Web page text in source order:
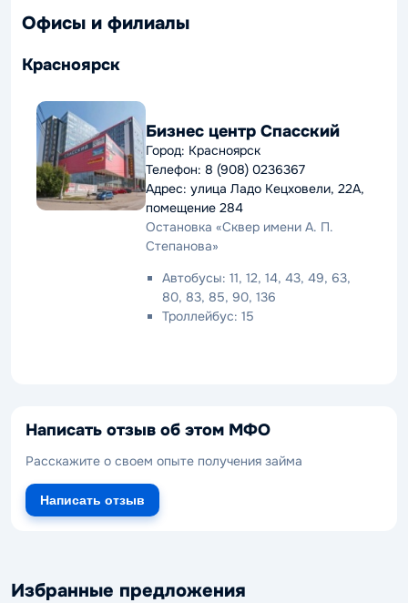
Офисы и филиалы
Красноярск
Бизнес центр Спасский
Город: Красноярск
Телефон: 8 (908) 0236367
Адрес: улица Ладо Кецховели, 22А,
помещение 284
Остановка «Сквер имени А. П.
Степанова»
Автобусы: 11, 12, 14, 43, 49, 63,
80, 83, 85, 90, 136
Троллейбус: 15
Написать отзыв об этом МФО
Расскажите о своем опыте получения займа
Написать отзыв
Избранные предложения